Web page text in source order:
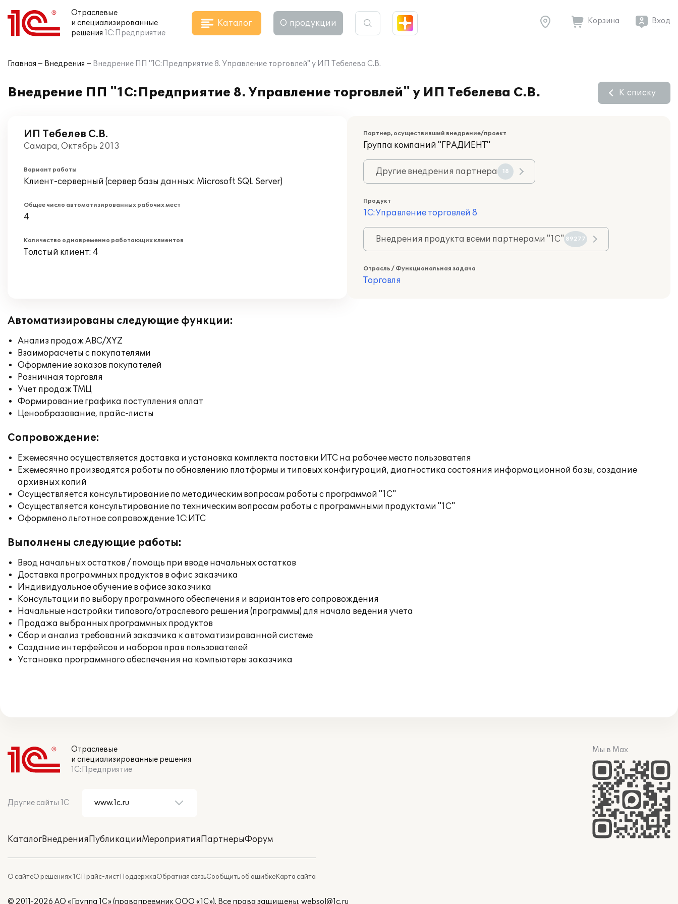
Отраслевые
и специализированные
решения 1С:Предприятие
Каталог О продукции Корзина Вход
Главная Внедрения Внедрение ПП "1С:Предприятие 8. Управление торговлей" у ИП Тебелева С.В.
Внедрение ПП "1С:Предприятие 8. Управление торговлей" у ИП Тебелева С.В. К списку
ИП Тебелев С.В.
Самара, Октябрь 2013
Вариант работы
Клиент-серверный (сервер базы данных: Microsoft SQL Server)
Общее число автоматизированных рабочих мест
4
Количество одновременно работающих клиентов
Толстый клиент: 4
Партнер, осуществивший внедрение/проект
Группа компаний "ГРАДИЕНТ"
Другие внедрения партнера 18
Продукт
1С:Управление торговлей 8
Внедрения продукта всеми партнерами "1С" 89277
Отрасль / Функциональная задача
Торговля
Автоматизированы следующие функции:
Анализ продаж ABC/XYZ
Взаиморасчеты с покупателями
Оформление заказов покупателей
Розничная торговля
Учет продаж ТМЦ
Формирование графика поступления оплат
Ценообразование, прайс-листы
Сопровождение:
Ежемесячно осуществляется доставка и установка комплекта поставки ИТС на рабочее место пользователя
Ежемесячно производятся работы по обновлению платформы и типовых конфигураций, диагностика состояния информационной базы, создание
архивных копий
Осуществляется консультирование по методическим вопросам работы с программой "1С"
Осуществляется консультирование по техническим вопросам работы с программными продуктами "1С"
Оформлено льготное сопровождение 1С:ИТС
Выполнены следующие работы:
Ввод начальных остатков / помощь при вводе начальных остатков
Доставка программных продуктов в офис заказчика
Индивидуальное обучение в офисе заказчика
Консультации по выбору программного обеспечения и вариантов его сопровождения
Начальные настройки типового/отраслевого решения (программы) для начала ведения учета
Продажа выбранных программных продуктов
Сбор и анализ требований заказчика к автоматизированной системе
Создание интерфейсов и наборов прав пользователей
Установка программного обеспечения на компьютеры заказчика
Отраслевые
и специализированные решения
1С:Предприятие
Другие сайты 1С
КаталогВнедренияПубликацииМероприятияПартнерыФорум
О сайтеО решениях 1СПрайс-листПоддержкаОбратная связьСообщить об ошибкеКарта сайта
Мы в Max
© 2011-2026 АО «Группа 1С» (правопреемник ООО «1С»). Все права защищены. websol@1c.ru